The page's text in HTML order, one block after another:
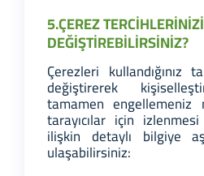
5.ÇEREZ
DEĞİŞTİREBİLİRSİNİZ?
Çerezleri kullandığınız
değiştirerek
tamamen engellemeniz
tarayıcılar için
ilişkin detaylı bilgiye
ulaşabilirsiniz: